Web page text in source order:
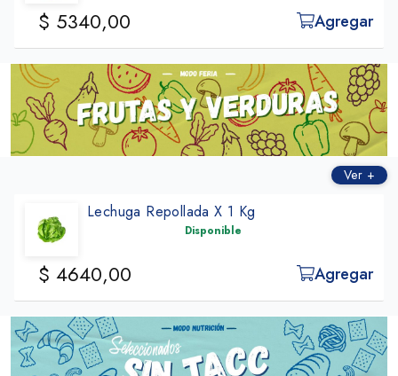
$ 5340,00 Agregar
Ver +
Lechuga Repollada X 1 Kg
Disponible
$ 4640,00 Agregar